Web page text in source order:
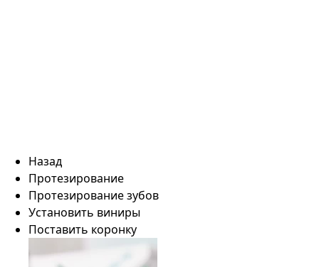
Назад
Протезирование
Протезирование зубов
Установить виниры
Поставить коронку